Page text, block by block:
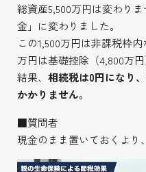
総資産5,500万円は変わり
金」に変わりました。
この1,500万円は非課税枠
万円は基礎控除（4,800万円
結果、 相続税は0円になり
かかりません。
■質問者
現金のまま置いておくより